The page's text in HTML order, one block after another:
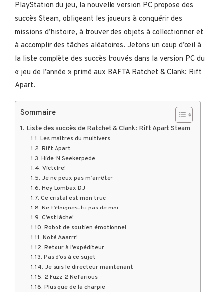
PlayStation du jeu, la nouvelle version PC propose des
succès Steam, obligeant les joueurs à conquérir des
missions d’histoire, à trouver des objets à collectionner et
à accomplir des tâches aléatoires. Jetons un coup d’œil à
la liste complète des succès trouvés dans la version PC du
« jeu de l’année » primé aux BAFTA Ratchet & Clank: Rift
Apart.
Sommaire
Liste des succès de Ratchet & Clank: Rift Apart Steam
Les maîtres du multivers
Rift Apart
Hide ‘N Seekerpede
Victoire!
Je ne peux pas m’arrêter
Hey Lombax DJ
Ce cristal est mon truc
Ne t’éloignes-tu pas de moi
C’est lâche!
Robot de soutien émotionnel
Noté Aaarrr!
Retour à l’expéditeur
Pas d’os à ce sujet
Je suis le directeur maintenant
2 Fuzz 2 Nefarious
Plus que de la charpie